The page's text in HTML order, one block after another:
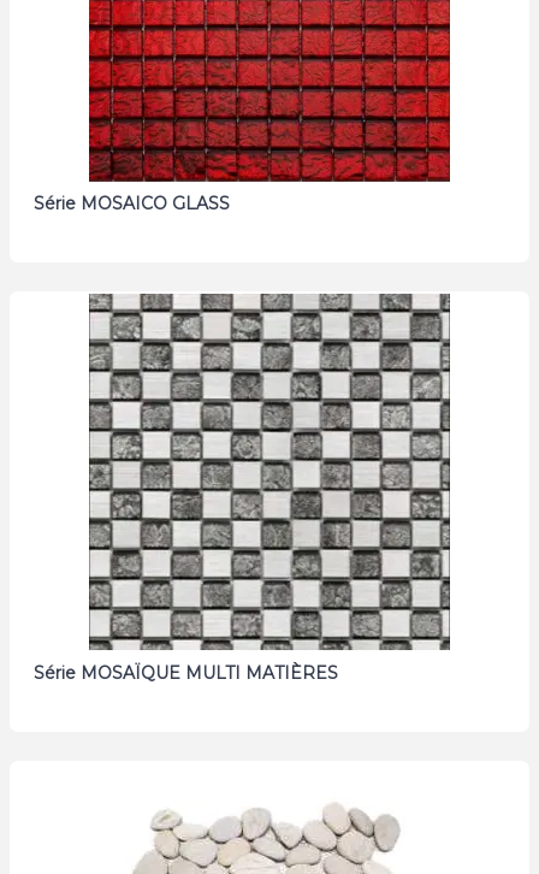
Série MOSAICO GLASS
Série MOSAÏQUE MULTI MATIÈRES